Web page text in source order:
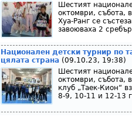
Шестият
октомври, събота,
Хуа-Ранг се
завоюваха 2
Национален детски турнир по
цялата страна(09.10.23, 19:38)
Шестият
октомври, събота,
клуб „Таек-Кион“
8-9, 10-11 и 12-13